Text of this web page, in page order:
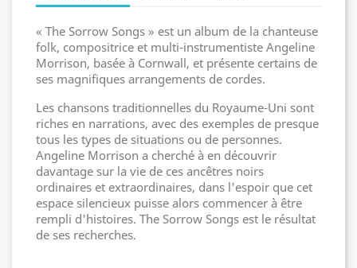
« The Sorrow Songs » est un album de la chanteuse
folk, compositrice et multi-instrumentiste Angeline
Morrison, basée à Cornwall, et présente certains de
ses magnifiques arrangements de cordes.
Les chansons traditionnelles du Royaume-Uni sont
riches en narrations, avec des exemples de presque
tous les types de situations ou de personnes.
Angeline Morrison a cherché à en découvrir
davantage sur la vie de ces ancêtres noirs
ordinaires et extraordinaires, dans l'espoir que cet
espace silencieux puisse alors commencer à être
rempli d'histoires. The Sorrow Songs est le résultat
de ses recherches.